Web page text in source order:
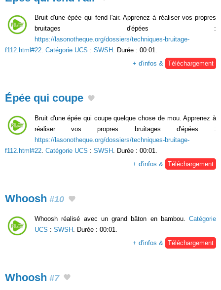
Bruit d'une épée qui fend l'air. Apprenez à réaliser vos propres
bruitages d'épées :
https://lasonotheque.org/dossiers/techniques-bruitage-
f112.html#22. Catégorie UCS : SWSH . Durée : 00:01.
+ d'infos & Téléchargement
Épée qui coupe
Bruit d'une épée qui coupe quelque chose de mou. Apprenez à
réaliser vos propres bruitages d'épées :
https://lasonotheque.org/dossiers/techniques-bruitage-
f112.html#22 Catégorie UCS : SWSH
. Durée : 00:01.
+ d'infos &
Téléchargement
Whoosh #10
Whoosh réalisé avec un grand bâton en bambou. Catégorie
UCS : SWSH . Durée : 00:01.
+ d'infos &
Téléchargement
Whoosh #7